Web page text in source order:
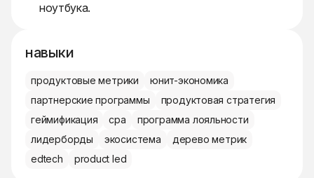
ноутбука.
навыки
продуктовые метрики
юнит-экономика
партнерские программы
продуктовая стратегия
геймификация
cpa
программа лояльности
лидерборды
экосистема
дерево метрик
edtech
product led